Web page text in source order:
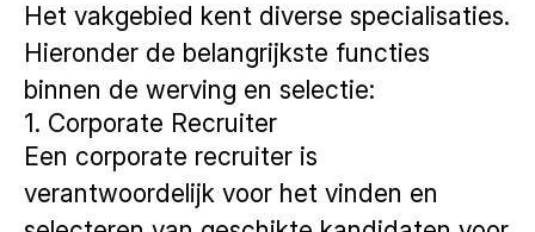
Het vakgebied kent diverse specialisaties.
Hieronder de belangrijkste functies
binnen de werving en selectie:
1. Corporate Recruiter
Een corporate recruiter is
verantwoordelijk voor het vinden en